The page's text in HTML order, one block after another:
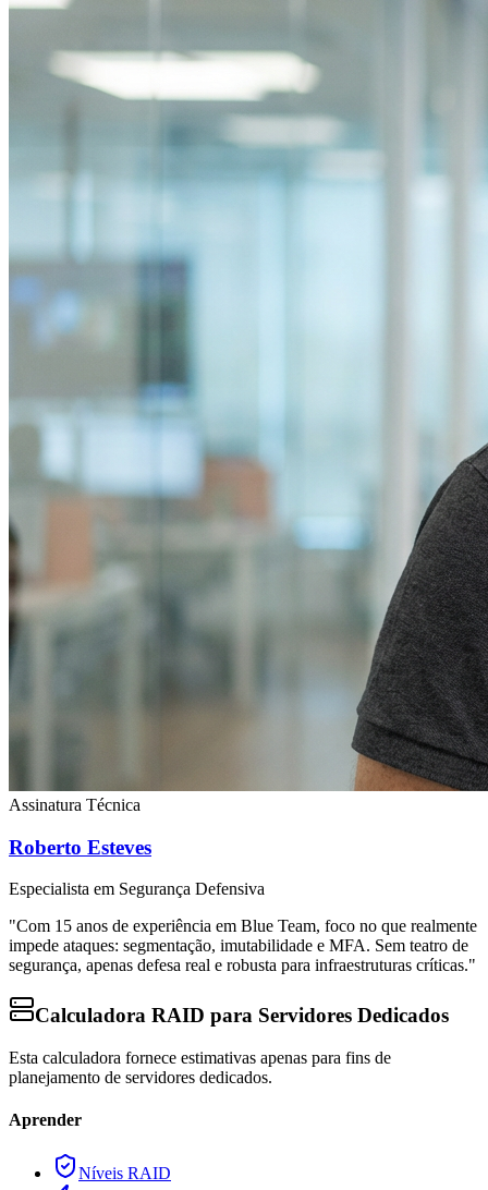
Assinatura Técnica
Roberto Esteves
Especialista em Segurança Defensiva
"Com 15 anos de experiência em Blue Team, foco no que realmente
impede ataques: segmentação, imutabilidade e MFA. Sem teatro de
segurança, apenas defesa real e robusta para infraestruturas críticas."
Calculadora RAID para Servidores Dedicados
Esta calculadora fornece estimativas apenas para fins de
planejamento de servidores dedicados.
Aprender
Níveis RAID